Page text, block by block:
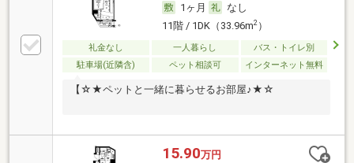
1ヶ月
なし
11階 / 1DK（33.96m2）
礼金なし 一人暮らし
バス・トイレ別
駐車場(近隣含)
ペット相談可 インターネット無料
【☆★ペットと一緒に暮らせるお部屋♪★☆
15.90万円